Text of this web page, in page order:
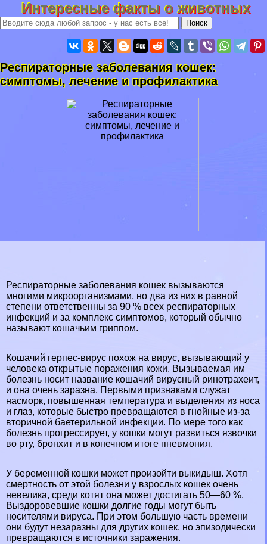
Интересные факты о животных
Респираторные заболевания кошек:
симптомы, лечение и профилактика
Респираторные заболевания кошек вызываются
многими микроорганизмами, но два из них в равной
степени ответственны за 90 % всех респираторных
инфекций и за комплекс симптомов, который обычно
называют кошачьим гриппом.
Кошачий гepпeс-вирус похож на вирус, вызывающий у
человека открытые поражения кожи. Вызываемая им
болезнь носит название кошачий вирусный ринотрахеит,
и она очень заразна. Первыми признаками служат
насморк, повышенная температура и выделения из носа
и глаз, которые быстро превращаются в гнойные из-за
вторичной баетерильной инфекции. По мере того как
болезнь прогрессирует, у кошки могут развиться язвочки
во рту, бронхит и в конечном итоге пневмония.
У беременной кошки может произойти выкидыш. Хотя
cмepтность от этой болезни у взрослых кошек очень
невелика, среди котят она может достигать 50—60 %.
Выздоровевшие кошки долгие годы могут быть
носителями вируса. При этом большую часть времени
они будут незаразны для других кошек, но эпизодически
превращаются в источники заражения.